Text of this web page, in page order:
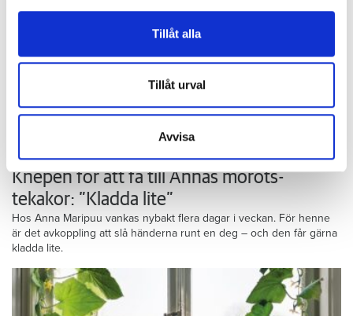
för sociala medier och analysera vår trafik. Vi
vidarebefordrar även sådana identifierare och annan
annons- och analysföretag som vi samarbetar med.
Dessa kan i sin tur kombinera informationen med annan
information som du har tillhandahållit eller som de har
samlat in när du har använt deras tjänster.
Tillåt alla
Tillåt urval
Avvisa
Knepen för att få till Annas morots-
tekakor: ”Kladda lite”
Hos Anna Maripuu vankas nybakt flera dagar i veckan. För henne
är det avkoppling att slå händerna runt en deg – och den får gärna
kladda lite.